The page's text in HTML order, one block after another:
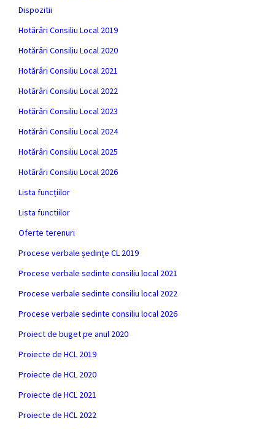
Dispozitii
Hotărâri Consiliu Local 2019
Hotărâri Consiliu Local 2020
Hotărâri Consiliu Local 2021
Hotărâri Consiliu Local 2022
Hotărâri Consiliu Local 2023
Hotărâri Consiliu Local 2024
Hotărâri Consiliu Local 2025
Hotărâri Consiliu Local 2026
Lista funcțiilor
Lista functiilor
Oferte terenuri
Procese verbale ședințe CL 2019
Procese verbale sedinte consiliu local 2021
Procese verbale sedinte consiliu local 2022
Procese verbale sedinte consiliu local 2026
Proiect de buget pe anul 2020
Proiecte de HCL 2019
Proiecte de HCL 2020
Proiecte de HCL 2021
Proiecte de HCL 2022